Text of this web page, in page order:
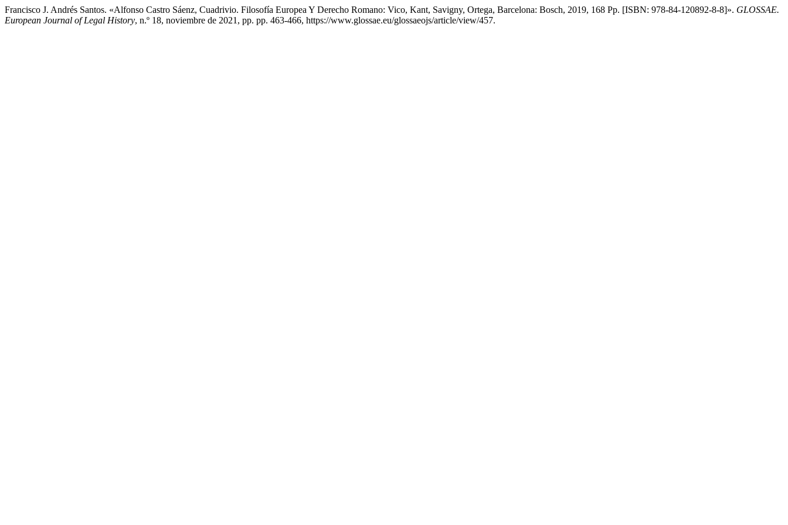
Francisco J. Andrés Santos. «Alfonso Castro Sáenz, Cuadrivio. Filosofía Europea Y Derecho Romano: Vico, Kant, Savigny, Ortega, Barcelona: Bosch, 2019, 168 Pp. [ISBN: 978-84-120892-8-8]». GLOSSAE.
European Journal of Legal History, n.º 18, noviembre de 2021, pp. pp. 463-466, https://www.glossae.eu/glossaeojs/article/view/457.